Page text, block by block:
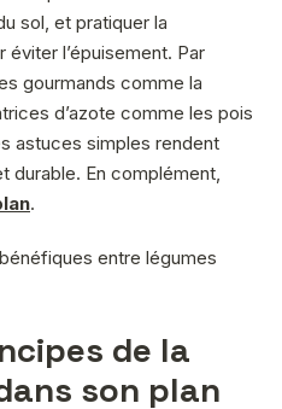
sol, et pratiquer la
l’épuisement. Par
gourmands comme la
d’azote comme les pois
astuces simples rendent
En complément,
.
entre légumes
de la
son plan